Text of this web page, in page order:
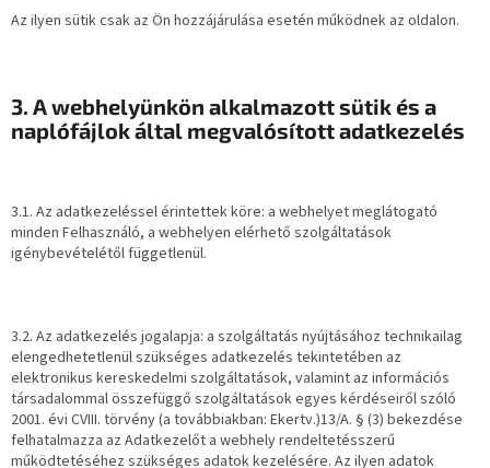
Az ilyen sütik csak az Ön hozzájárulása esetén működnek az oldalon.
3. A webhelyünkön alkalmazott sütik és a
naplófájlok által megvalósított adatkezelés
3.1. Az adatkezeléssel érintettek köre: a webhelyet meglátogató
minden Felhasználó, a webhelyen elérhető szolgáltatások
igénybevételétől függetlenül.
3.2. Az adatkezelés jogalapja: a szolgáltatás nyújtásához technikailag
elengedhetetlenül szükséges adatkezelés tekintetében az
elektronikus kereskedelmi szolgáltatások, valamint az információs
társadalommal összefüggő szolgáltatások egyes kérdéseiről szóló
2001. évi CVIII. törvény (a továbbiakban: Ekertv.)13/A. § (3) bekezdése
felhatalmazza az Adatkezelőt a webhely rendeltetésszerű
működtetéséhez szükséges adatok kezelésére. Az ilyen adatok